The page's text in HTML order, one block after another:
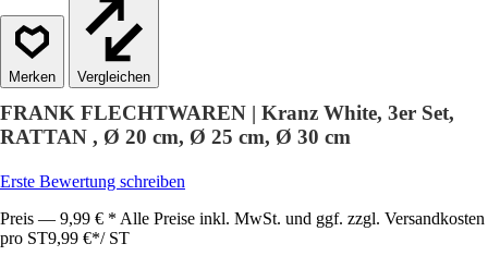
Vergleichen
FRANK FLECHTWAREN | Kranz White, 3er Set,
RATTAN , Ø 20 cm, Ø 25 cm, Ø 30 cm
Erste Bewertung schreiben
Preis — 9,99 € * Alle Preise inkl. MwSt. und ggf. zzgl. Versandkosten
pro ST9,99 €*/ ST